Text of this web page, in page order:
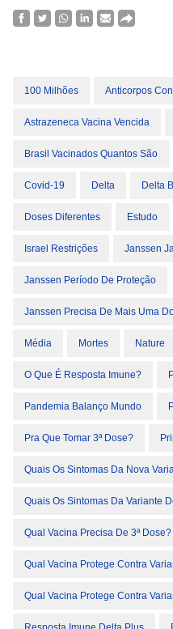
100 Milhões Anticorpos
Astrazeneca Vacina Vencida
Brasil Vacinados Quantos São
Covid-19 Delta Delta
Doses Diferentes Estudo
Israel Restrições Janssen
Janssen Período De Proteção
Janssen Precisa De Mais Uma
Média Mortes Nature
O Que É Resposta Imune?
Pandemia Balanço Mundo
Pra Que Tomar 3ª Dose?
Quais Os Sintomas Da Nova
Quais Os Sintomas Da Variante
Qual Vacina Precisa De 3ª Dose?
Qual Vacina Protege Contra
Qual Vacina Protege Contra